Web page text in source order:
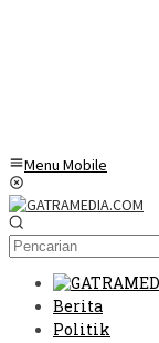
Menu Mobile
Berita
Politik